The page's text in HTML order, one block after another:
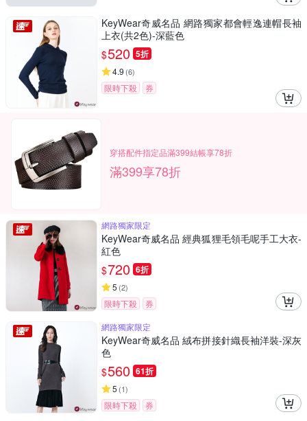
KeyWear奇威名品 網路獨家都會輕逸連帽長袖
上衣(共2色)-深藍色
$520 5折
4.9 (6)
限時下殺 券
穿搭配件指定品滿399結帳享78折
滿399享78折
網路獨家限定
KeyWear奇威名品 經典狐狸毛領毛呢手工大衣-
紅色
$720 6折
5 (2)
限時下殺
券
網路獨家限定
KeyWear奇威名品 絨布拼接針織長袖洋裝-深灰
色
$560 61折
5 (1)
限時下殺 券